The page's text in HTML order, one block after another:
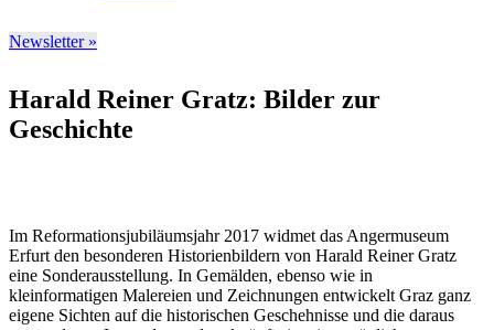
Newsletter »
Harald Reiner Gratz: Bilder zur
Geschichte
Im Reformationsjubiläumsjahr 2017 widmet das Angermuseum
Erfurt den besonderen Historienbildern von Harald Reiner Gratz
eine Sonderausstellung. In Gemälden, ebenso wie in
kleinformatigen Malereien und Zeichnungen entwickelt Graz ganz
eigene Sichten auf die historischen Geschehnisse und die daraus